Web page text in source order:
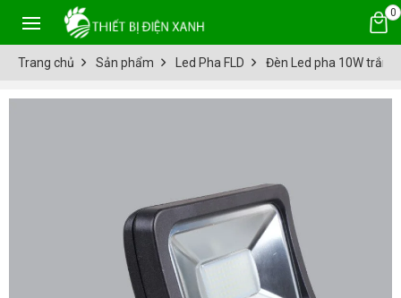
0
Trang chủ Sản phẩm Led Pha FLD Đèn Led pha 10W